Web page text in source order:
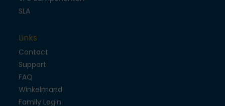
SLA
Links
Contact
Support
FAQ
Winkelmand
Family Login